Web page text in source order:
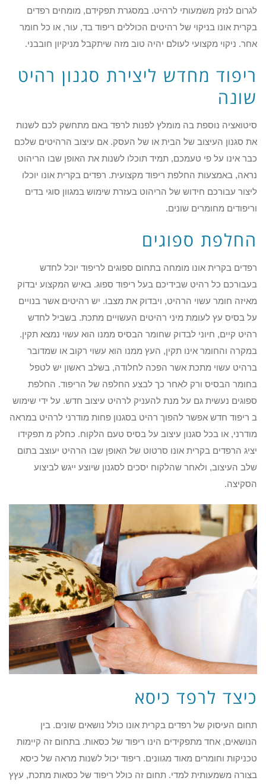
לגרום לנזק משמעותי לרהיט. במסגרת תפקידם, מומחים רפדים
בקרית אונו בניקוי של רהיטים הכוללים ריפוד בד, עור, או כל חומר
אחר. ניקוי מקצועי לעולם יהיה טוב מזה שיתקבל מניקיון חובבני.
ריפוד מחדש ליצירת סגנון רהיט
שונה
סיטואציה נוספת בה מומלץ לפנות לרפד באם מתחשק לכם לשנות
את סגנון העיצוב של הבית או של העסק. אם עיצוב הרהיטים שלכם
כבר אינו על פי טעמכם, תמיד תוכלו לשנות את האופן שבו הריהוט
נראה, באמצעות החלפת ריפוד מקצועית. רפדים בקרית אונו יוכלו
ליצור עבורכם חידוש של הריהוט בעזרת שימוש במגוון סוגי בדים
וריפודים מחומרים שונים.
החלפת ספוגים
רפדים בקרית אונו מומחה בתחום ספוגים לריפוד יוכל לחדש
בעבורכם כל רהיט שבידיכם בעל ריפוד ספוג. באיש המקצוע יבדוק
מאיזה חומר עשוי הרהיט, ויבדוק את מצבו. יש רהיטים אשר בנויים
על בסיס עץ לעומת מיני רהיטים העשויים מתכת. בשביל לחדש
רהיט קיים, חיוני לבדוק שחומר הבסיס ממנו הוא עשוי נמצא תקין.
במקרה והחומר אינו תקין, העץ ממנו הוא עשוי רקוב או שמדובר
ברהיט עשוי מתכת אשר הפכה לחלודה, בשלב ראשון יש לטפל
בחומר הבסיס ורק לאחר כך לבצע החלפה של הריפוד. החלפת
ספוגים נעשית גם על מנת להעניק לרהיט עיצוב חדש. על ידי שימוש
ב ריפוד חדש אפשר להפוך רהיט בסגנון פחות מודרני לרהיט במראה
מודרני, או בכל סגנון עיצוב על בסיס טעם הלקוח. כחלק מ תפקידו
יציג הרפדים בקרית אונו סרטוט של האופן שבו הרהיט יעוצב בתום
שלב העיצוב, ולאחר שהלקוח יסכים לסגנון שיוצע ייגש לביצוע
הסקיצה.
כיצד לרפד כיסא
תחום העיסוק של רפדים בקרית אונו כולל נושאים שונים. בין
הנושאים, אחד מתפקידים הינו ריפוד של כסאות. בתחום זה קיימות
טכניקות וחומרים מאוד מגוונים. ריפוד יכול לשנות מראה של כיסא
בצורה משמעותית למדי. תחום זה כולל ריפוד של כסאות מתכת, עץץ